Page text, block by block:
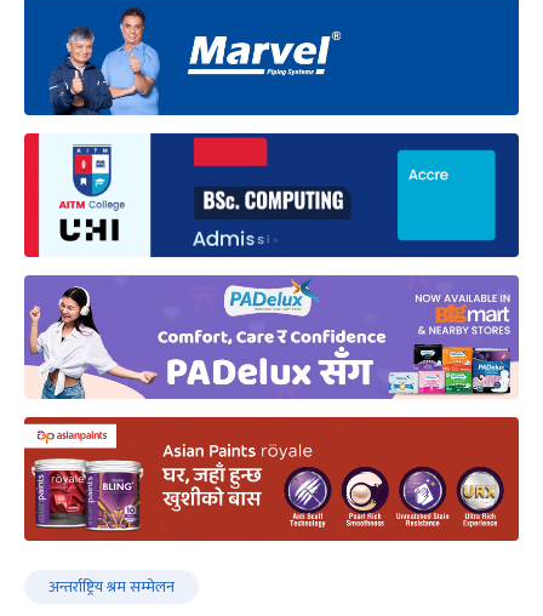
अन्तर्राष्ट्रिय श्रम सम्मेलन